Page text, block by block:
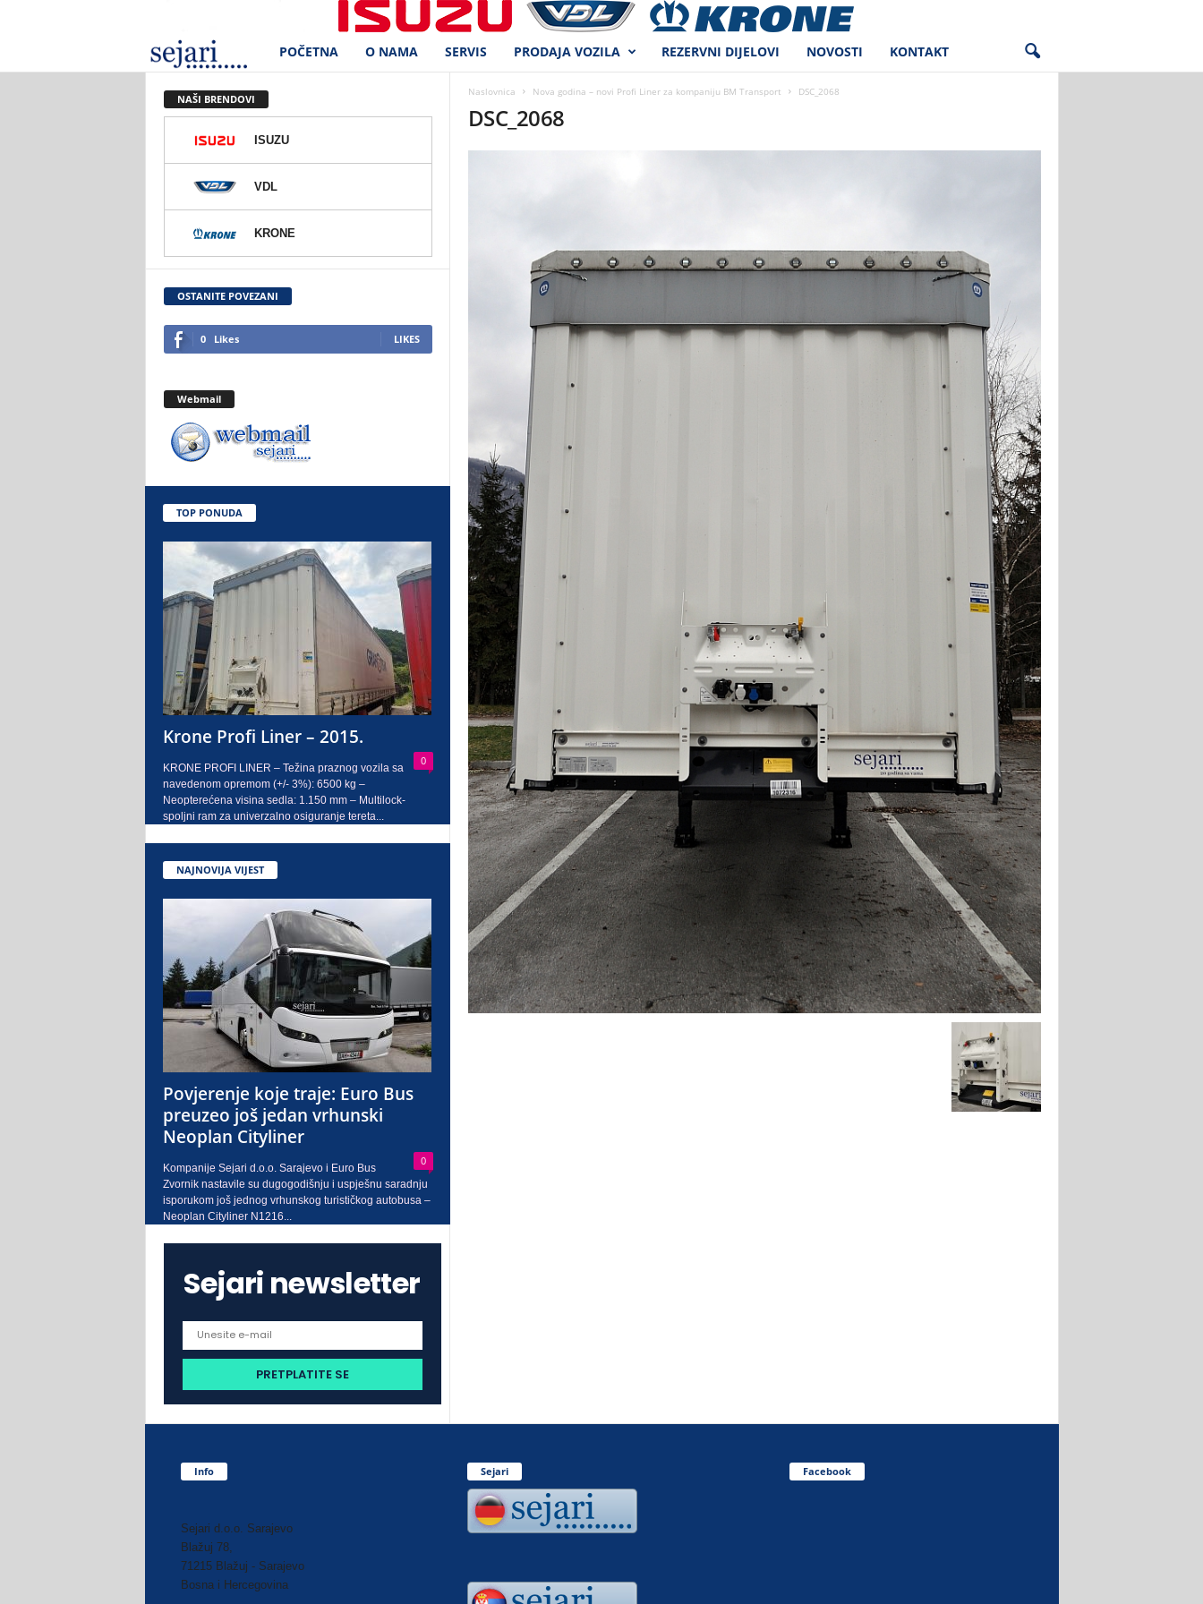
e
r
d
.
o
.
a
j
o
POČETNA O NAMA SERVIS PRODAJA VOZILA REZERVNI DIJELOVI NOVOSTI KONTAKT
Naslovnica Nova godina – novi Profi Liner za kompaniju BM Transport DSC_2068
DSC_2068
NAŠI BRENDOVI
ISUZU
VDL
KRONE
OSTANITE POVEZANI
0 Likes LIKES
Webmail
TOP PONUDA
Krone Profi Liner – 2015.
0
KRONE PROFI LINER – Težina praznog vozila sa
navedenom opremom (+/- 3%): 6500 kg –
Neopterećena visina sedla: 1.150 mm – Multilock-
spoljni ram za univerzalno osiguranje tereta...
NAJNOVIJA VIJEST
Povjerenje koje traje: Euro Bus
preuzeo još jedan vrhunski
Neoplan Cityliner
0
Kompanije Sejari d.o.o. Sarajevo i Euro Bus
Zvornik nastavile su dugogodišnju i uspješnu saradnju
isporukom još jednog vrhunskog turističkog autobusa –
Neoplan Cityliner N1216...
Sejari newsletter
Info
Sejari d.o.o. Sarajevo
Blažuj 78,
71215 Blažuj - Sarajevo
Bosna i Hercegovina
Sejari Facebook